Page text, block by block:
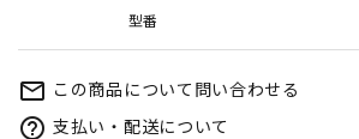
型番
mail_outline この商品について問い合わせる
help_outline 支払い・配送について